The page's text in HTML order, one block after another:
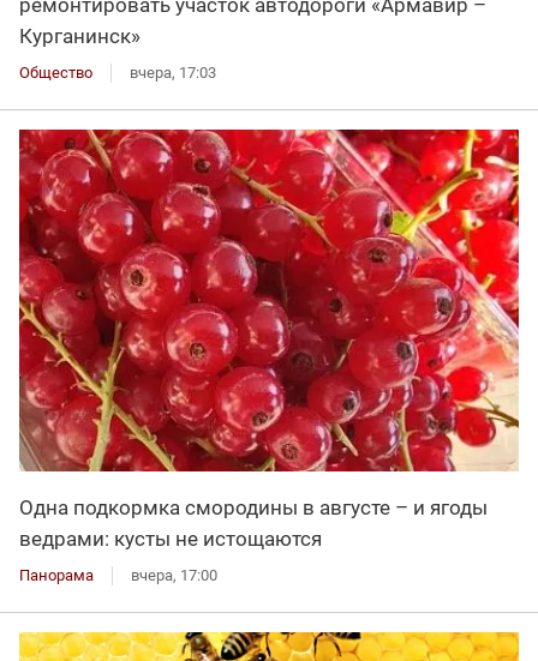
Курганинск»
Общество вчера, 17:03
Одна подкормка смородины в августе – и ягоды
ведрами: кусты не истощаются
Панорама вчера, 17:00